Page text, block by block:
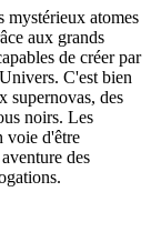
atomes
aux grands
de créer par
C'est bien
supernovas, des
noirs. Les
voie d'être
des